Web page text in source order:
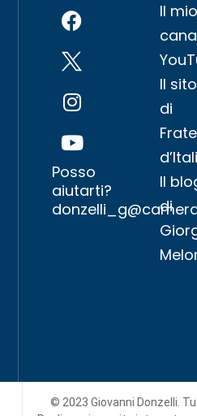
Posso
aiutarti?
Il mio
Il sito
di
Il
di
© 2023 Giovanni Donzelli.